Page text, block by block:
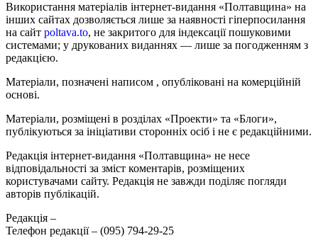
Використання матеріалів інтернет-видання «Полтавщина» на
інших сайтах дозволяється лише за наявності гіперпосилання
на сайт poltava.to, не закритого для індексації пошуковими
системами; у друкованих виданнях — лише за погодженням з
редакцією.
Матеріали, позначені написом , опубліковані на комерційній
основі.
Матеріали, розміщені в розділах «Проекти» та «Блоги»,
публікуються за ініціативи сторонніх осіб і не є редакційними.
Редакція інтернет-видання «Полтавщина» не несе
відповідальності за зміст коментарів, розміщених
користувачами сайту. Редакція не завжди поділяє погляди
авторів публікацій.
Редакція –
Телефон редакції – (095) 794-29-25